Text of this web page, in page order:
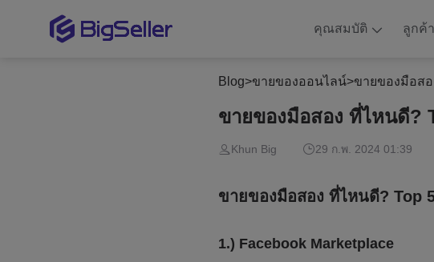
คุณสมบัติ ลูกค้า
Blog>ขายของออนไลน์>ขายของมือส
ขายของมือสอง ที่ไหนดี?
Khun Big 29 ก.พ. 2024 01:39